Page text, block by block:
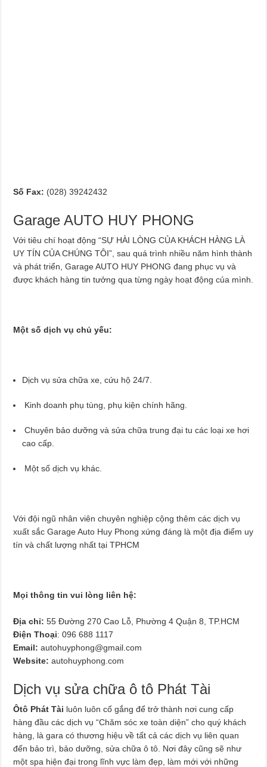
Số Fax: (028) 39242432
Garage AUTO HUY PHONG
Với tiêu chí hoạt động “SỰ HÀI LÒNG CỦA KHÁCH HÀNG LÀ
UY TÍN CỦA CHÚNG TÔI”, sau quá trình nhiều năm hình thành
và phát triển, Garage AUTO HUY PHONG đang phục vụ và
được khách hàng tin tưởng qua từng ngày hoạt động của mình.
Một số dịch vụ chủ yếu:
Dịch vụ sửa chữa xe, cứu hộ 24/7.
Kinh doanh phụ tùng, phụ kiện chính hãng.
Chuyên bảo dưỡng và sửa chữa trung đại tu các loại xe hơi
cao cấp.
Một số dịch vụ khác.
Với đội ngũ nhân viên chuyên nghiệp cộng thêm các dịch vụ
xuất sắc Garage Auto Huy Phong xứng đáng là một địa điểm uy
tín và chất lượng nhất tại TPHCM
Mọi thông tin vui lòng liên hệ:
Địa chỉ:55 Đường 270 Cao Lỗ, Phường 4 Quận 8, TP.HCM
Điện Thoại: 096 688 1117
Email:autohuyphong@gmail.com
Website:autohuyphong.com
Dịch vụ sửa chữa ô tô Phát Tài
Ôtô Phát Tài luôn luôn cố gắng để trở thành nơi cung cấp
hàng đầu các dịch vụ “Chăm sóc xe toàn diện” cho quý khách
hàng, là gara có thương hiệu về tất cả các dịch vụ liên quan
đến bảo trì, bảo dưỡng, sửa chữa ô tô. Nơi đây cũng sẽ như
một spa hiện đại trong lĩnh vực làm đẹp, làm mới với những